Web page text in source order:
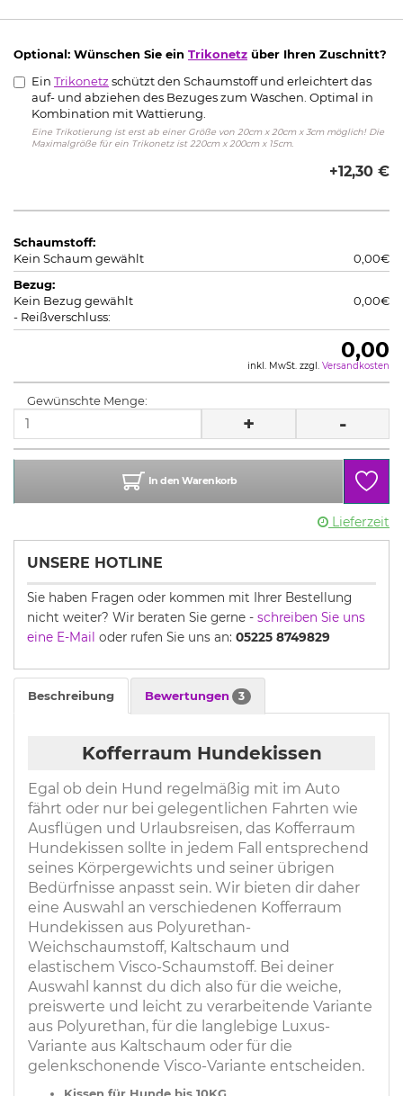
Optional: Wünschen Sie ein Trikonetz über Ihren Zuschnitt?
Ein Trikonetz schützt den Schaumstoff und erleichtert das
auf- und abziehen des Bezuges zum Waschen. Optimal in
Kombination mit Wattierung.
Eine Trikotierung ist erst ab einer Größe von 20cm x 20cm x 3cm möglich! Die
Maximalgröße für ein Trikonetz ist 220cm x 200cm x 15cm.
+12,30 €
Schaumstoff:
Kein Schaum gewählt
0,00€
Bezug:
Kein Bezug gewählt
0,00€
- Reißverschluss:
0,00
inkl. MwSt. zzgl. Versandkosten
Gewünschte Menge:
+ -
In den Warenkorb
Lieferzeit
UNSERE HOTLINE
Sie haben Fragen oder kommen mit Ihrer Bestellung
nicht weiter? Wir beraten Sie gerne - schreiben Sie uns
eine E-Mail oder rufen Sie uns an: 05225 8749829
Beschreibung Bewertungen 3
Kofferraum Hundekissen
Egal ob dein Hund regelmäßig mit im Auto
fährt oder nur bei gelegentlichen Fahrten wie
Ausflügen und Urlaubsreisen, das Kofferraum
Hundekissen sollte in jedem Fall entsprechend
seines Körpergewichts und seiner übrigen
Bedürfnisse anpasst sein. Wir bieten dir daher
eine Auswahl an verschiedenen Kofferraum
Hundekissen aus Polyurethan-
Weichschaumstoff, Kaltschaum und
elastischem Visco-Schaumstoff. Bei deiner
Auswahl kannst du dich also für die weiche,
preiswerte und leicht zu verarbeitende Variante
aus Polyurethan, für die langlebige Luxus-
Variante aus Kaltschaum oder für die
gelenkschonende Visco-Variante entscheiden.
Kissen für Hunde bis 10KG